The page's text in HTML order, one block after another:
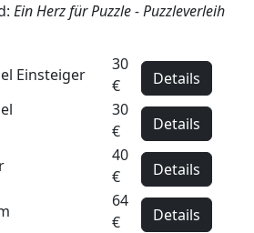
Ein Herz für Puzzle - Puzzleverleih
Einsteiger
30
€
Details
30
€
Details
40
€
Details
64
€
Details